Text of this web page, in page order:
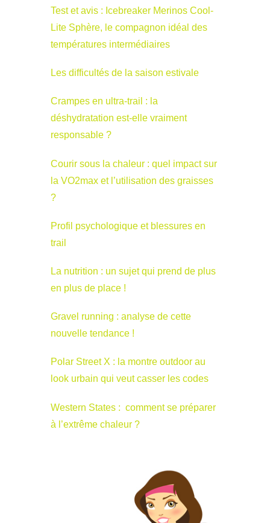
Test et avis : Icebreaker Merinos Cool-
Lite Sphère, le compagnon idéal des
températures intermédiaires
Les difficultés de la saison estivale
Crampes en ultra-trail : la
déshydratation est-elle vraiment
responsable ?
Courir sous la chaleur : quel impact sur
la VO2max et l’utilisation des graisses
?
Profil psychologique et blessures en
trail
La nutrition : un sujet qui prend de plus
en plus de place !
Gravel running : analyse de cette
nouvelle tendance !
Polar Street X : la montre outdoor au
look urbain qui veut casser les codes
Western States : comment se préparer
à l’extrême chaleur ?